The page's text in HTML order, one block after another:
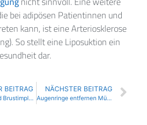
bei adipösen Patientinnen und
kann, ist eine Arteriosklerose
So stellt eine Liposuktion ein
dar.
BEITRAG
Wie sicher sind Brustimplantate?
NÄCHSTER BEITRAG
Augenringe entfernen München